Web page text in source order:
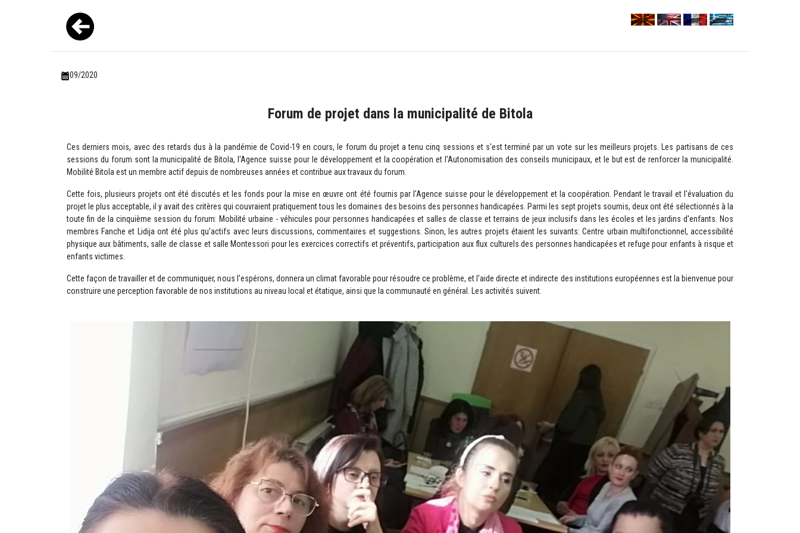
09/2020
Forum de projet dans la municipalité de Bitola
Ces derniers mois, avec des retards dus à la pandémie de Covid-19 en cours, le forum du projet a tenu cinq sessions et s'est terminé par un vote sur les meilleurs projets. Les partisans de ces
sessions du forum sont la municipalité de Bitola, l'Agence suisse pour le développement et la coopération et l'Autonomisation des conseils municipaux, et le but est de renforcer la municipalité.
Mobilité Bitola est un membre actif depuis de nombreuses années et contribue aux travaux du forum.
Cette fois, plusieurs projets ont été discutés et les fonds pour la mise en œuvre ont été fournis par l'Agence suisse pour le développement et la coopération. Pendant le travail et l'évaluation du
projet le plus acceptable, il y avait des critères qui couvraient pratiquement tous les domaines des besoins des personnes handicapées. Parmi les sept projets soumis, deux ont été sélectionnés à la
toute fin de la cinquième session du forum: Mobilité urbaine - véhicules pour personnes handicapées et salles de classe et terrains de jeux inclusifs dans les écoles et les jardins d'enfants. Nos
membres Fanche et Lidija ont été plus qu'actifs avec leurs discussions, commentaires et suggestions. Sinon, les autres projets étaient les suivants: Centre urbain multifonctionnel, accessibilité
physique aux bâtiments, salle de classe et salle Montessori pour les exercices correctifs et préventifs, participation aux flux culturels des personnes handicapées et refuge pour enfants à risque et
enfants victimes.
Cette façon de travailler et de communiquer, nous l'espérons, donnera un climat favorable pour résoudre ce problème, et l'aide directe et indirecte des institutions européennes est la bienvenue pour
construire une perception favorable de nos institutions au niveau local et étatique, ainsi que la communauté en général. Les activités suivent.